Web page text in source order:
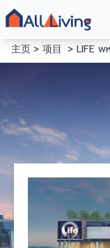
主页
项目 LIFE พ